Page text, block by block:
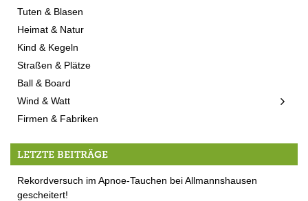
Tuten & Blasen
Heimat & Natur
Kind & Kegeln
Straßen & Plätze
Ball & Board
Wind & Watt
Firmen & Fabriken
LETZTE BEITRÄGE
Rekordversuch im Apnoe-Tauchen bei Allmannshausen
gescheitert!